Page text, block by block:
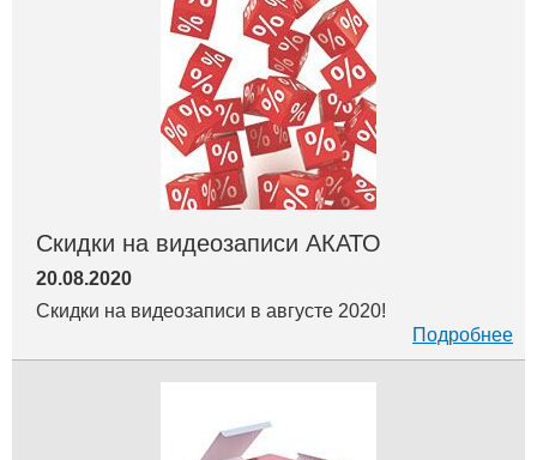
Скидки на видеозаписи АКАТО
20.08.2020
Скидки на видеозаписи в августе 2020!
Подробнее